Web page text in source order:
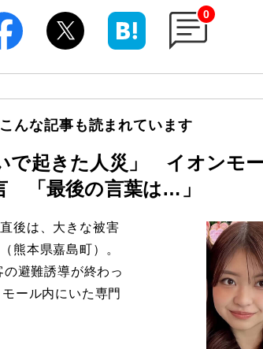
0
こんな記事も読まれています
で起きた人災」 イオンモ
「最後の言葉は…」
後は、大きな被害
熊本県嘉島町）。
避難誘導が終わっ
ール内にいた専門